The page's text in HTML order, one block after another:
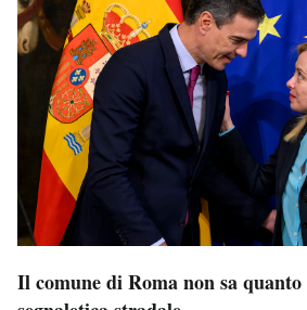
Il comune di Roma non sa quanto